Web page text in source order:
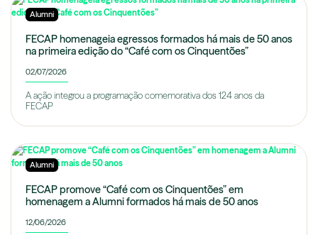
Alumni
FECAP homenageia egressos formados há mais de 50 anos
na primeira edição do “Café com os Cinquentões”
02/07/2026
A ação integrou a programação comemorativa dos 124 anos da
FECAP
Alumni
FECAP promove “Café com os Cinquentões” em
homenagem a Alumni formados há mais de 50 anos
12/06/2026